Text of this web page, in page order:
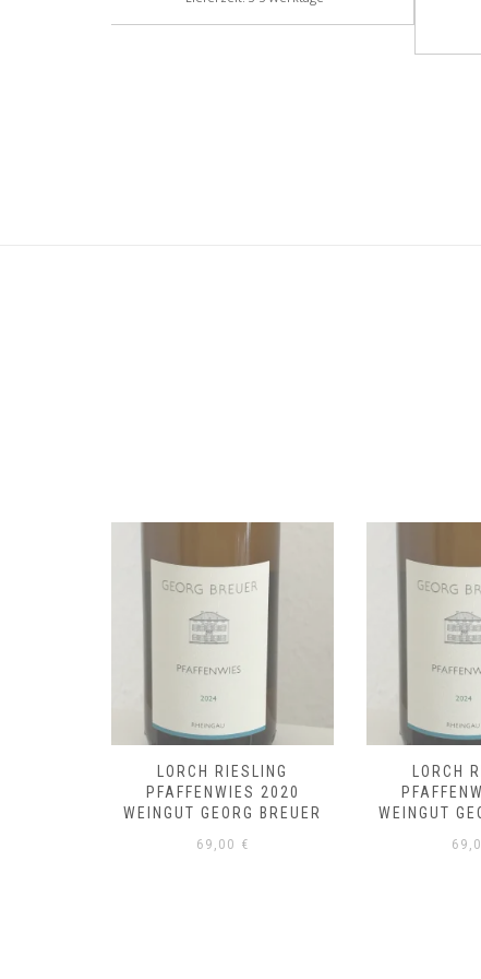
LORCH RIESLING
PFAFFENWIES 2020
WEINGUT GEORG BREUER
69,00 €
LORCH
WEINGUT